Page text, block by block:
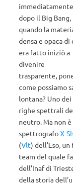
immediatamente
dopo il Big Bang,
quando la
densa e opaca di
era fatto iniziò a
divenire
trasparente,
come possiamo
lontana? Uno
righe spettrali
neutro. Ma non
spettrografoX-
(Vlt) dell’Eso,
team del quale
dell’Inaf di
della storia